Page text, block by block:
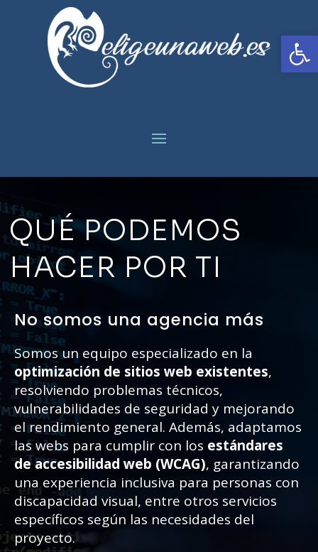
QUÉ PODEMOS
HACER POR TI
No somos una agencia más
Somos un equipo especializado en la
optimización de sitios web existentes,
resolviendo problemas técnicos,
vulnerabilidades de seguridad y mejorando
el rendimiento general. Además, adaptamos
las webs para cumplir con los estándares
de accesibilidad web (WCAG), garantizando
una experiencia inclusiva para personas con
discapacidad visual, entre otros servicios
específicos según las necesidades del
proyecto.